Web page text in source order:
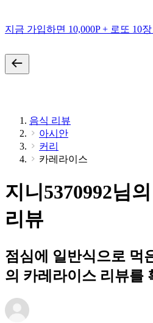
지금 가입하면 10,000P + 로또 10
음식 리뷰
아시안
커리
카레라이스
지니5370992님
리뷰
점심에 일반식으로 먹
의 카레라이스 리뷰를